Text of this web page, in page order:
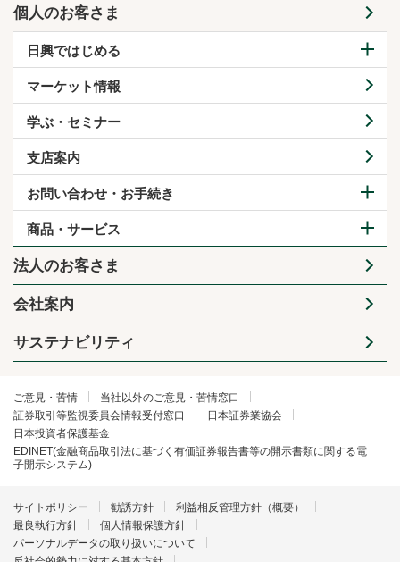
個人のお客さま
日興ではじめる
マーケット情報
学ぶ・セミナー
支店案内
お問い合わせ・お手続き
商品・サービス
法人のお客さま
会社案内
サステナビリティ
ご意見・苦情
当社以外のご意見・苦情窓口
証券取引等監視委員会情報受付窓口
日本証券業協会
日本投資者保護基金
EDINET(金融商品取引法に基づく有価証券報告書等の開示書類に関する電
子開示システム)
サイトポリシー 勧誘方針
利益相反管理方針（概要）
最良執行方針
個人情報保護方針
パーソナルデータの取り扱いについて